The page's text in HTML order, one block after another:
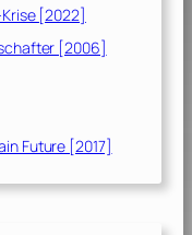
[2022]
[2006]
Future [2017]